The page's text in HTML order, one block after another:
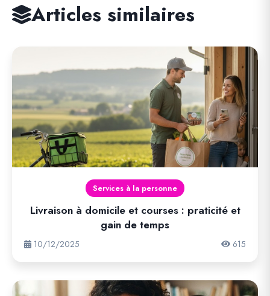
Articles similaires
Services à la personne
Livraison à domicile et courses : praticité et
gain de temps
10/12/2025 615